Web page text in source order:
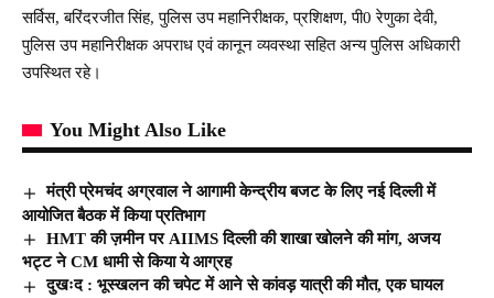
सर्विस, बरिंदरजीत सिंह, पुलिस उप महानिरीक्षक, प्रशिक्षण, पी0 रेणुका देवी,
पुलिस उप महानिरीक्षक अपराध एवं कानून व्यवस्था सहित अन्य पुलिस अधिकारी
उपस्थित रहे।
You Might Also Like
मंत्री प्रेमचंद अग्रवाल ने आगामी केन्द्रीय बजट के लिए नई दिल्ली में
आयोजित बैठक में किया प्रतिभाग
HMT की ज़मीन पर AIIMS दिल्ली की शाखा खोलने की मांग, अजय
भट्ट ने CM धामी से किया ये आग्रह
दुखःद : भूस्खलन की चपेट में आने से कांवड़ यात्री की मौत, एक घायल